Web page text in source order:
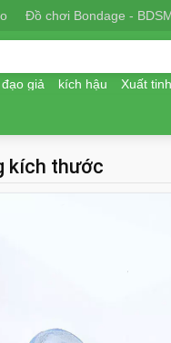
Đồ chơi Bondage -
giả kích hậu Xuất
kích thước